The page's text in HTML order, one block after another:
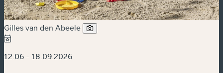
Gilles van den Abeele
12.06 - 18.09.2026